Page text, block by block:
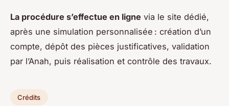
La procédure s’effectue en ligne via le site dédié,
après une simulation personnalisée : création d’un
compte, dépôt des pièces justificatives, validation
par l’Anah, puis réalisation et contrôle des travaux.
Crédits